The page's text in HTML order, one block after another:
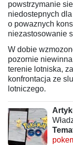
powstrzymanie
niedostepnych
o powaznych
niezastosowanie
W dobie
pozornie
terenie lotniska,
konfrontacja ze
lotniczego.